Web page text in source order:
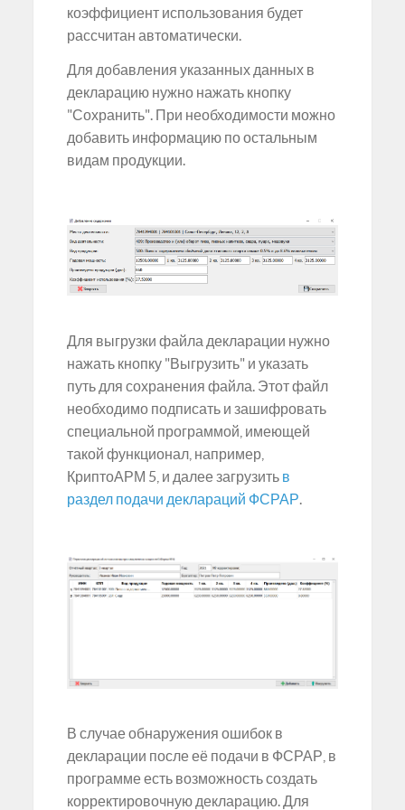
коэффициент использования будет
рассчитан автоматически.
Для добавления указанных данных в
декларацию нужно нажать кнопку
"Сохранить". При необходимости можно
добавить информацию по остальным
видам продукции.
Для выгрузки файла декларации нужно
нажать кнопку "Выгрузить" и указать
путь для сохранения файла. Этот файл
необходимо подписать и зашифровать
специальной программой, имеющей
такой функционал, например,
КриптоАРМ 5, и далее загрузить в
раздел подачи деклараций ФСРАР.
В случае обнаружения ошибок в
декларации после её подачи в ФСРАР, в
программе есть возможность создать
корректировочную декларацию. Для